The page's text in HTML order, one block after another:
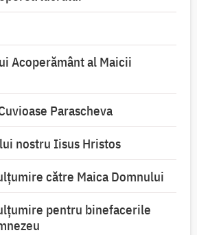
Acoperământ al Maicii
Parascheva
nostru Iisus Hristos
către Maica Domnului
pentru binefacerile